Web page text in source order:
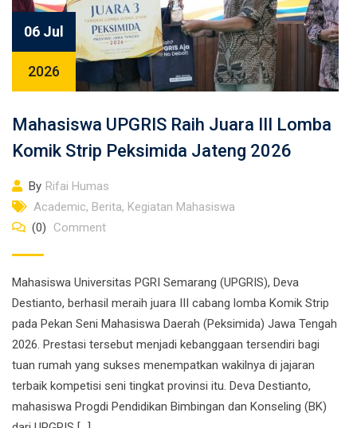
06 Jul
2026
Mahasiswa UPGRIS Raih Juara III Lomba
Komik Strip Peksimida Jateng 2026
By Rifai Humas
Academic, Berita, Kegiatan Mahasiswa
(0)
Comment
Mahasiswa Universitas PGRI Semarang (UPGRIS), Deva
Destianto, berhasil meraih juara III cabang lomba Komik Strip
pada Pekan Seni Mahasiswa Daerah (Peksimida) Jawa Tengah
2026. Prestasi tersebut menjadi kebanggaan tersendiri bagi
tuan rumah yang sukses menempatkan wakilnya di jajaran
terbaik kompetisi seni tingkat provinsi itu. Deva Destianto,
mahasiswa Progdi Pendidikan Bimbingan dan Konseling (BK)